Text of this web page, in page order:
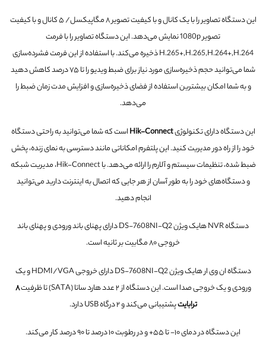
این دستگاه تصاویر را با یک کانال و با کیفیت تصویر ۸ مگاپیکسل/ ۵ کانال و با کیفیت
تصویر 1080p نمایش می‌دهد. این دستگاه تصاویر را با فرمت
H.265+,H.265,H.264+,H.264 ذخیره می‌کند. با استفاده از این فرمت فشرده‌سازی
شما می‌توانید حجم ذخیره‌سازی مورد نیاز برای ضبط ویدیو را تا ۷۵ درصد کاهش دهید
و به شما امکان بیشترین استفاده از فضای ذخیره‌سازی و افزایش مدت زمان ضبط را
می‌دهد.
این دستگاه دارای تکنولوژیHik-Connectاست که شما می‌توانید به راحتی دستگاه‌
خود را از راه دور مدیریت کنید. این پلتفرم امکاناتی مانند دسترسی به نمای زنده، پخش
ضبط شده، تنظیمات سیستم و آلارم را ارائه می‌دهد. با Hik-Connect، مدیریت شبکه
و دستگاه‌های خود را به طور آسان از هر جایی که اتصال به اینترنت دارید می‌توانید
انجام دهید.
دستگاه NVR هایک ویژن DS-7608NI-Q2 دارای پهنای باند ورودی و پهنای باند
خروجی ۸۰ مگابیت بر ثانیه است.
دستگاه ان وی ار هایک ویژن DS-7608NI-Q2 دارای خروجی HDMI/VGA و یک
ورودی و یک خروجی صدا است. این دستگاه از ۲ عدد هارد ساتا (SATA) تا ظرفیت
۸
ترابایتپشتیبانی می‌کند و ۲ درگاه USB دارد.
این دستگاه در دمای ۱۰- تا ۵۵+ و در رطوبت ۱۰ درصد تا ۹۰ درصد کار می‌کند.